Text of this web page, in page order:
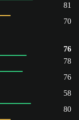
81
70
76
78
76
58
80